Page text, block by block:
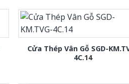
Cửa Thép Vân Gỗ SGD-
4C.14